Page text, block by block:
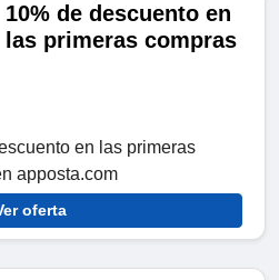
10% de descuento en
las primeras compras
en las primeras
apposta.com
oferta